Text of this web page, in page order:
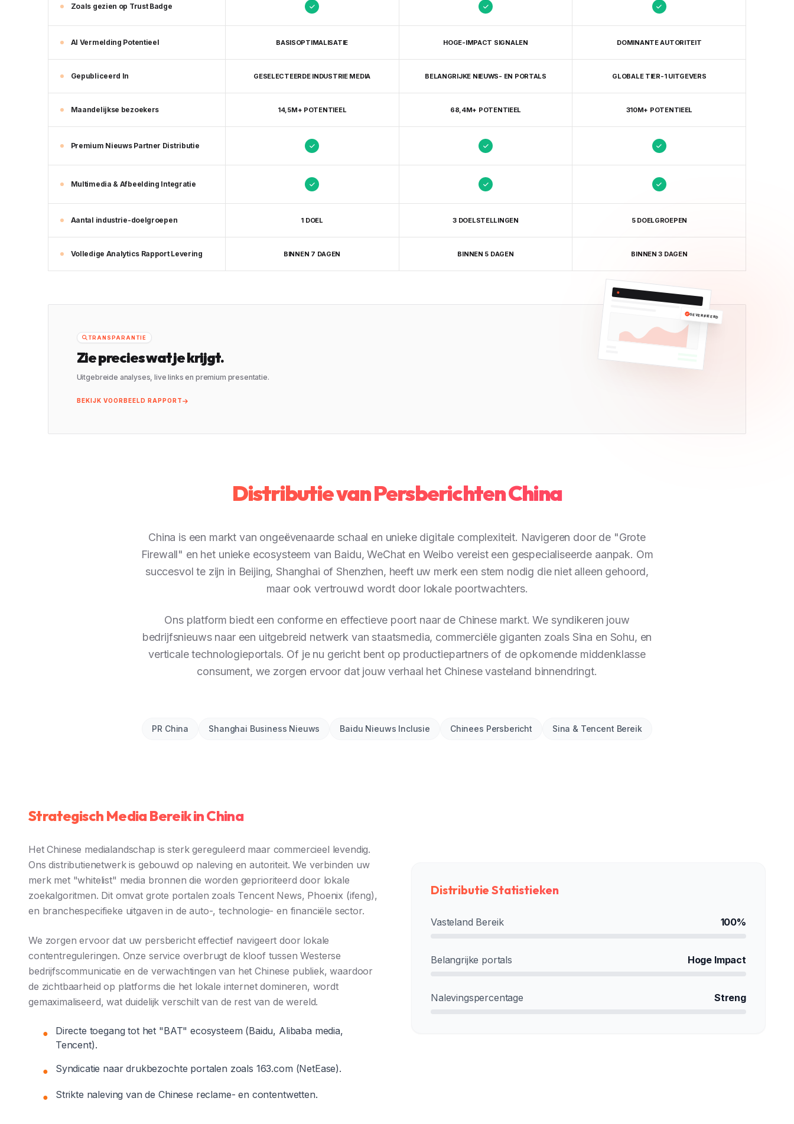
Zoals gezien op Trust Badge
AI Vermelding Potentieel BASISOPTIMALISATIE HOGE-IMPACT SIGNALEN DOMINANTE AUTORITEIT
Gepubliceerd In GESELECTEERDE INDUSTRIE MEDIA BELANGRIJKE NIEUWS- EN PORTALS GLOBALE TIER-1 UITGEVERS
Maandelijkse bezoekers 14,5M+ POTENTIEEL 68,4M+ POTENTIEEL 310M+ POTENTIEEL
Premium Nieuws Partner Distributie
Multimedia & Afbeelding Integratie
Aantal industrie-doelgroepen 1 DOEL 3 DOELSTELLINGEN 5 DOELGROEPEN
Volledige Analytics Rapport Levering BINNEN 7 DAGEN BINNEN 5 DAGEN BINNEN 3 DAGEN
TRANSPARANTIE
Zie precies wat je krijgt.
Uitgebreide analyses, live links en premium presentatie.
BEKIJK VOORBEELD RAPPORT
GEVERIFIEERD
Distributie van Persberichten China
China is een markt van ongeëvenaarde schaal en unieke digitale complexiteit. Navigeren door de "Grote
Firewall" en het unieke ecosysteem van Baidu, WeChat en Weibo vereist een gespecialiseerde aanpak. Om
succesvol te zijn in Beijing, Shanghai of Shenzhen, heeft uw merk een stem nodig die niet alleen gehoord,
maar ook vertrouwd wordt door lokale poortwachters.
Ons platform biedt een conforme en effectieve poort naar de Chinese markt. We syndikeren jouw
bedrijfsnieuws naar een uitgebreid netwerk van staatsmedia, commerciële giganten zoals Sina en Sohu, en
verticale technologieportals. Of je nu gericht bent op productiepartners of de opkomende middenklasse
consument, we zorgen ervoor dat jouw verhaal het Chinese vasteland binnendringt.
PR China Shanghai Business Nieuws Baidu Nieuws Inclusie Chinees Persbericht Sina & Tencent Bereik
Strategisch Media Bereik in China
Het Chinese medialandschap is sterk gereguleerd maar commercieel levendig.
Ons distributienetwerk is gebouwd op naleving en autoriteit. We verbinden uw
merk met "whitelist" media bronnen die worden geprioriteerd door lokale
zoekalgoritmen. Dit omvat grote portalen zoals Tencent News, Phoenix (ifeng),
en branchespecifieke uitgaven in de auto-, technologie- en financiële sector.
We zorgen ervoor dat uw persbericht effectief navigeert door lokale
contentreguleringen. Onze service overbrugt de kloof tussen Westerse
bedrijfscommunicatie en de verwachtingen van het Chinese publiek, waardoor
de zichtbaarheid op platforms die het lokale internet domineren, wordt
gemaximaliseerd, wat duidelijk verschilt van de rest van de wereld.
●
Directe toegang tot het "BAT" ecosysteem (Baidu, Alibaba media,
Tencent).
● Syndicatie naar drukbezochte portalen zoals 163.com (NetEase).
● Strikte naleving van de Chinese reclame- en contentwetten.
Distributie Statistieken
Vasteland Bereik 100%
Belangrijke portals Hoge Impact
Nalevingspercentage Streng